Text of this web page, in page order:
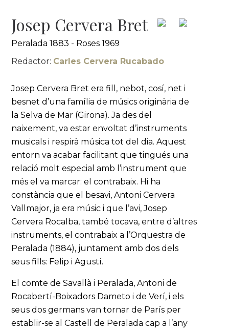
Josep Cervera Bret
Peralada 1883 - Roses 1969
Redactor: Carles Cervera Rucabado
Josep Cervera Bret era fill, nebot, cosí, net i
besnet d’una família de músics originària de
la Selva de Mar (Girona). Ja des del
naixement, va estar envoltat d’instruments
musicals i respirà música tot del dia. Aquest
entorn va acabar facilitant que tingués una
relació molt especial amb l’instrument que
més el va marcar: el contrabaix. Hi ha
constància que el besavi, Antoni Cervera
Vallmajor, ja era músic i que l’avi, Josep
Cervera Rocalba, també tocava, entre d’altres
instruments, el contrabaix a l’Orquestra de
Peralada (1884), juntament amb dos dels
seus fills: Felip i Agustí.
El comte de Savallà i Peralada, Antoni de
Rocabertí-Boixadors Dameto i de Verí, i els
seus dos germans van tornar de París per
establir-se al Castell de Peralada cap a l’any